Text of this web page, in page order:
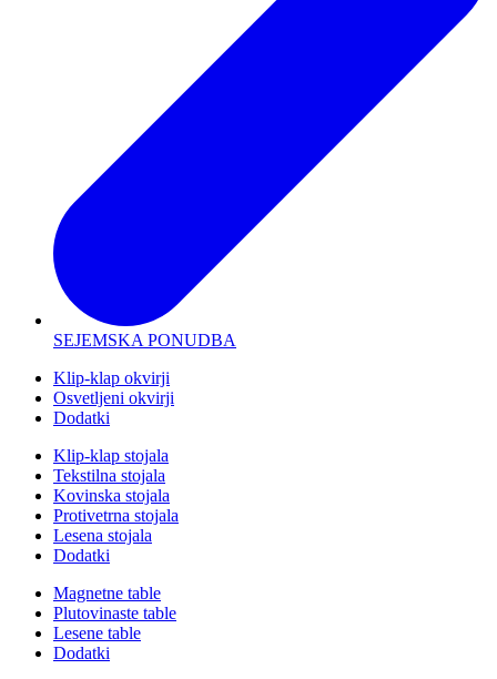
SEJEMSKA PONUDBA
Klip-klap okvirji
Osvetljeni okvirji
Dodatki
Klip-klap stojala
Tekstilna stojala
Kovinska stojala
Protivetrna stojala
Lesena stojala
Dodatki
Magnetne table
Plutovinaste table
Lesene table
Dodatki